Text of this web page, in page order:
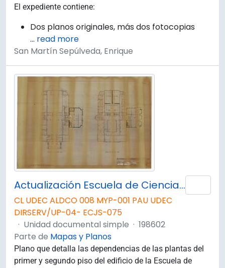
El expediente contiene:
Dos planos originales, más dos fotocopias
… read more
San Martín Sepúlveda, Enrique
Actualización Escuela de Ciencias Jurídicas y Sociales. Planta 1° y 2° Piso. Modificada.
CL UDEC ALDCO 008 MYP-001 PAU UDEC
DIRSERV/UP-04- ECJS-075
· Unidad documental simple · 198602
Parte de Mapas y Planos
Plano que detalla las dependencias de las plantas del
primer y segundo piso del edificio de la Escuela de